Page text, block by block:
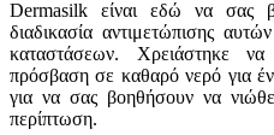
Dermasilk είναι εδώ να σας
διαδικασία αντιμετώπισης
καταστάσεων. Χρειάστηκε
πρόσβαση σε καθαρό νερό για
για να σας βοηθήσουν να
περίπτωση.